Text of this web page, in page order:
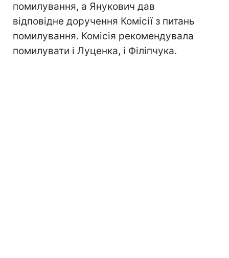
помилування, а Янукович дав
відповідне доручення Комісії з питань
помилування. Комісія рекомендувала
помилувати і Луценка, і Філіпчука.